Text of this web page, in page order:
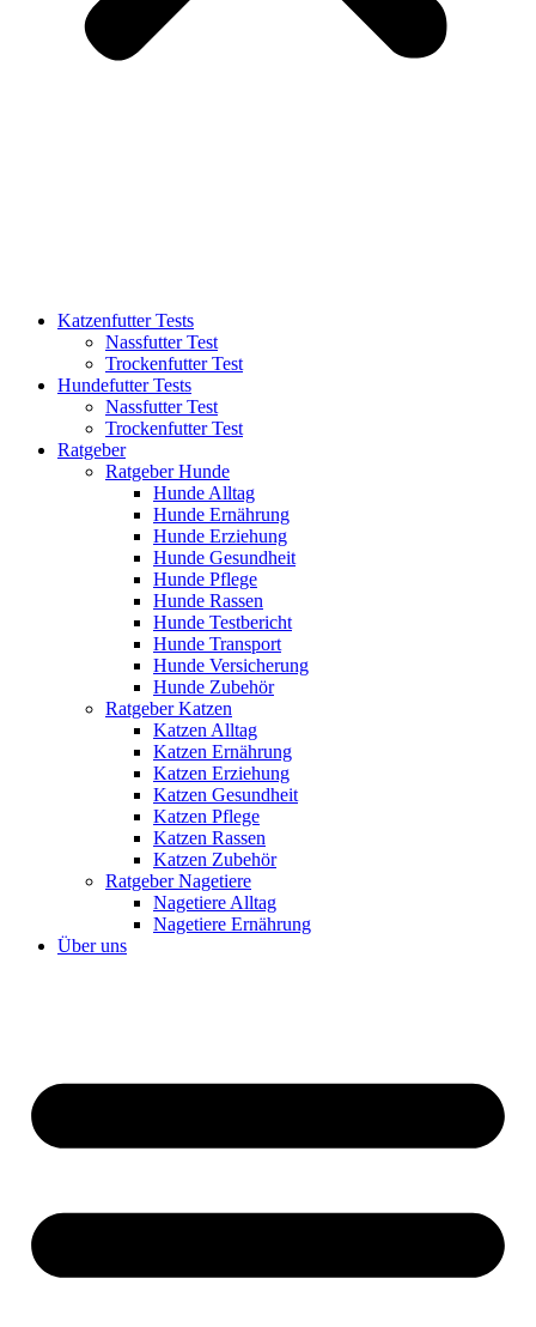
Katzenfutter Tests
Nassfutter Test
Trockenfutter Test
Hundefutter Tests
Nassfutter Test
Trockenfutter Test
Ratgeber
Ratgeber Hunde
Hunde Alltag
Hunde Ernährung
Hunde Erziehung
Hunde Gesundheit
Hunde Pflege
Hunde Rassen
Hunde Testbericht
Hunde Transport
Hunde Versicherung
Hunde Zubehör
Ratgeber Katzen
Katzen Alltag
Katzen Ernährung
Katzen Erziehung
Katzen Gesundheit
Katzen Pflege
Katzen Rassen
Katzen Zubehör
Ratgeber Nagetiere
Nagetiere Alltag
Nagetiere Ernährung
Über uns